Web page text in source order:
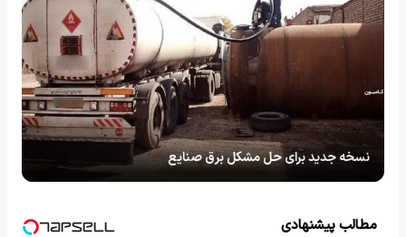
نسخه جدید برای حل مشکل برق صنایع
مطالب پیشنهادی